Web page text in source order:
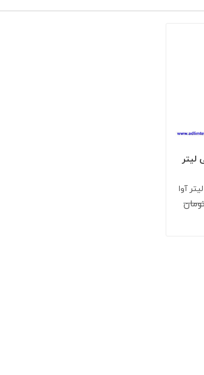
۵میلی لیتر